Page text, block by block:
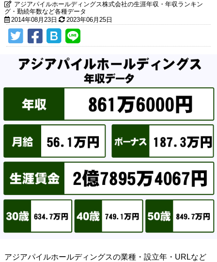
アジアパイルホールディングス株式会社の生涯年収・年収ランキン
グ・勤続年数など各種データ
2014年08月23日
2023年06月25日
アジアパイルホールディングスの業種・設立年・URLなど